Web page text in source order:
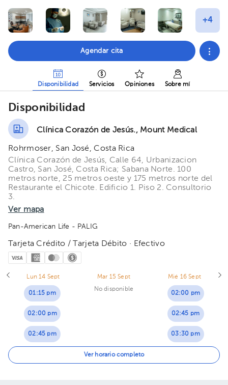
Agendar cita
Disponibilidad Servicios Opiniones Sobre mí
Disponibilidad
Clínica Corazón de Jesús., Mount Medical
Rohrmoser, San José, Costa Rica
Clínica Corazón de Jesús, Calle 64, Urbanizacion
Castro, San José, Costa Rica; Sabana Norte. 100
metros norte, 25 metros oeste y 175 metros norte del
Restaurante el Chicote. Edificio 1. Piso 2. Consultorio
3.
Ver mapa
Pan-American Life - PALIG
Tarjeta Crédito / Tarjeta Débito · Efectivo
Lun 14 Sept
01:15 pm
02:00 pm
02:45 pm
Mar 15 Sept
No disponible
Mié 16 Sept
02:00 pm
02:45 pm
03:30 pm
Ver horario completo